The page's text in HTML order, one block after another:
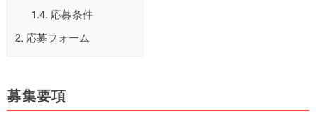
1.4. 応募条件
2. 応募フォーム
募集要項